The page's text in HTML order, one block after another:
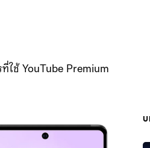
ใช้ YouTube Premium
บ